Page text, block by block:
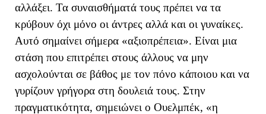
αλλάξει. Τα συναισθήματά τους πρέπει να τα
κρύβουν όχι μόνο οι άντρες αλλά και οι γυναίκες.
Αυτό σημαίνει σήμερα «αξιοπρέπεια». Είναι μια
στάση που επιτρέπει στους άλλους να μην
ασχολούνται σε βάθος με τον πόνο κάποιου και να
γυρίζουν γρήγορα στη δουλειά τους. Στην
πραγματικότητα, σημειώνει ο Ουελμπέκ, «η